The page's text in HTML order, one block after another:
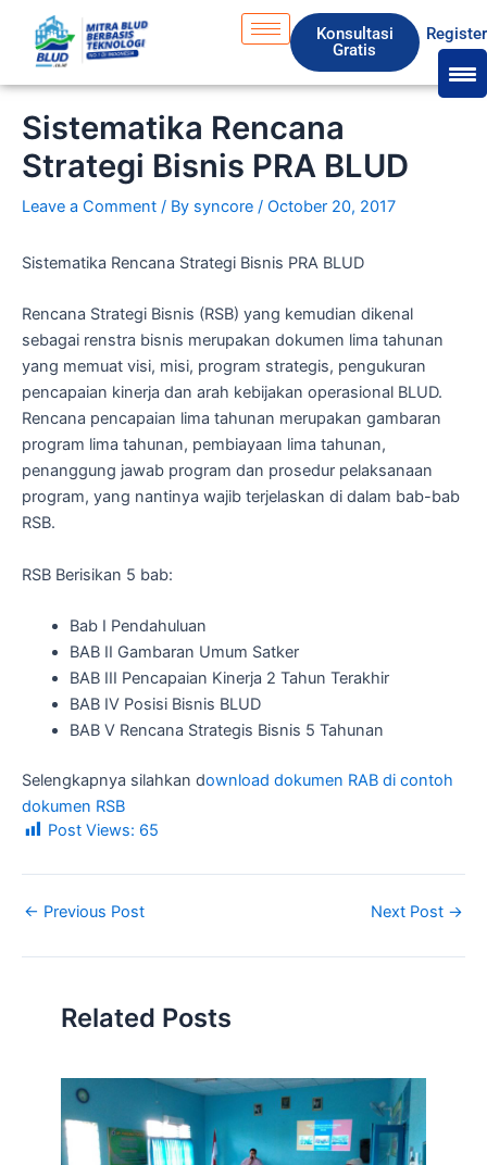
content
Konsultasi
Gratis
Register
Sistematika Rencana
Strategi Bisnis PRA BLUD
Leave a Comment / By syncore / October 20, 2017
Sistematika Rencana Strategi Bisnis PRA BLUD
Rencana Strategi Bisnis (RSB) yang kemudian dikenal
sebagai renstra bisnis merupakan dokumen lima tahunan
yang memuat visi, misi, program strategis, pengukuran
pencapaian kinerja dan arah kebijakan operasional BLUD.
Rencana pencapaian lima tahunan merupakan gambaran
program lima tahunan, pembiayaan lima tahunan,
penanggung jawab program dan prosedur pelaksanaan
program, yang nantinya wajib terjelaskan di dalam bab-bab
RSB.
RSB Berisikan 5 bab:
Bab I Pendahuluan
BAB II Gambaran Umum Satker
BAB III Pencapaian Kinerja 2 Tahun Terakhir
BAB IV Posisi Bisnis BLUD
BAB V Rencana Strategis Bisnis 5 Tahunan
Selengkapnya silahkan download dokumen RAB di contoh
dokumen RSB
Post Views: 65
← Previous Post Next Post →
Related Posts
c
h